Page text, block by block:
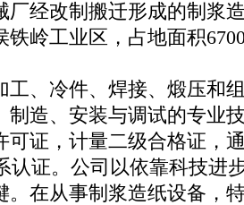
厂经改制搬迁形成的制浆
铁岭工业区，占地面积
、冷件、焊接、煅压和组
制造、安装与调试的专业
可证，计量二级合格证，
认证。公司以依靠科技进
。在从事制浆造纸设备，